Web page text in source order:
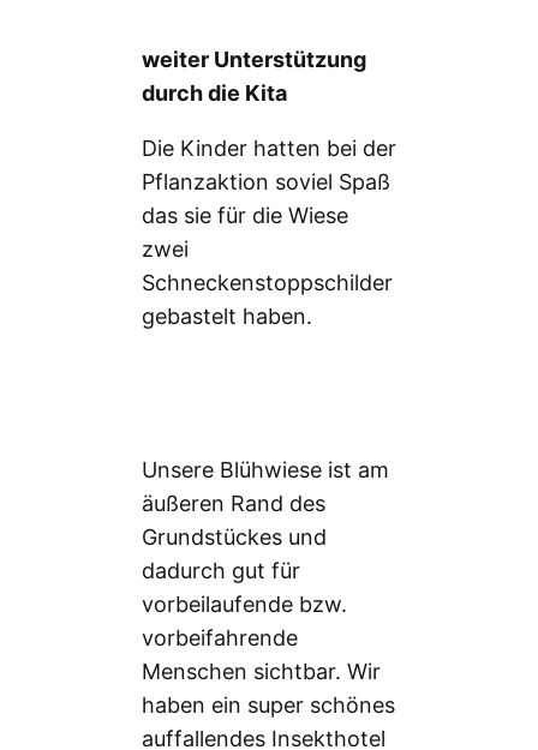
weiter Unterstützung
durch die Kita
Die Kinder hatten bei der
Pflanzaktion soviel Spaß
das sie für die Wiese
zwei
Schneckenstoppschilder
gebastelt haben.
Unsere Blühwiese ist am
äußeren Rand des
Grundstückes und
dadurch gut für
vorbeilaufende bzw.
vorbeifahrende
Menschen sichtbar. Wir
haben ein super schönes
auffallendes Insekthotel